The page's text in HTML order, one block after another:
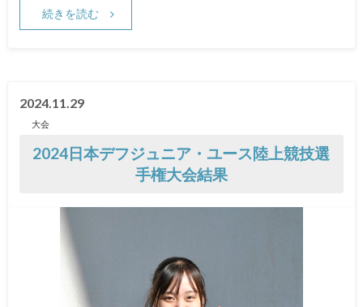
続きを読む
2024.11.29
大会
2024日本デフジュニア・ユース陸上競技選
手権大会結果